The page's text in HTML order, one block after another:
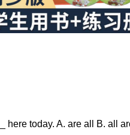
today. A. are all B. all